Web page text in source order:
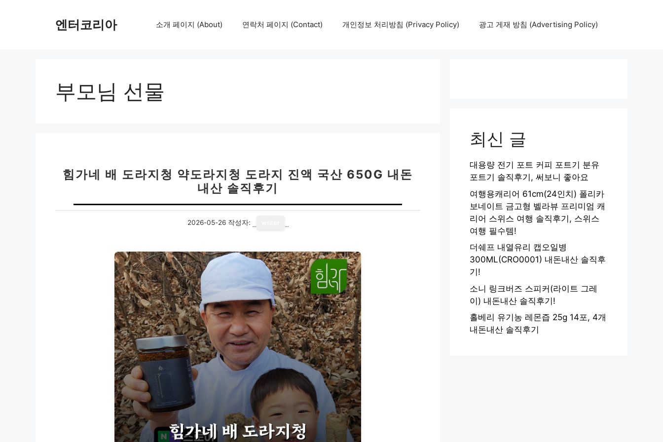
엔터코리아 소개 페이지 (About) 연락처 페이지 (Contact) 개인정보 처리방침 (Privacy Policy) 광고 게재 방침 (Advertising Policy)
부모님 선물
힘가네 배 도라지청 약도라지청 도라지 진액 국산 650G 내돈
내산 솔직후기
2026-05-26 작성자:
최신 글
대용량 전기 포트 커피 포트기 분유
포트기 솔직후기, 써보니 좋아요
여행용캐리어 61cm(24인치) 폴리카
보네이트 금고형 벨라뷰 프리미엄 캐
리어 스위스 여행 솔직후기, 스위스
여행 필수템!
더쉐프 내열유리 캡오일병
300ML(CRO0001) 내돈내산 솔직후
기!
소니 링크버즈 스피커(라이트 그레
이) 내돈내산 솔직후기!
홀베리 유기농 레몬즙 25g 14포, 4개
내돈내산 솔직후기